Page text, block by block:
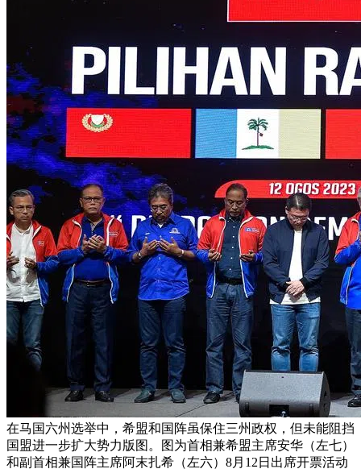
在马国六州选举中，希盟和国阵虽保住三州政权，但未能阻挡
国盟进一步扩大势力版图。图为首相兼希盟主席安华（左七）
和副首相兼国阵主席阿末扎希（左六）8月12日出席开票活动